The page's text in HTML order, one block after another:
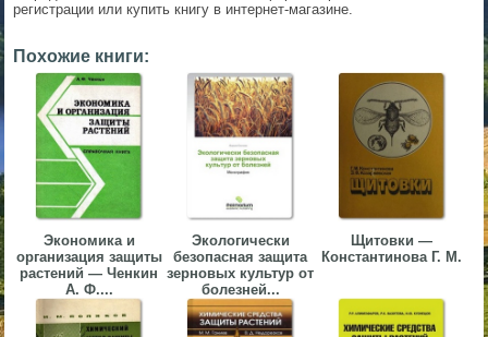
регистрации или купить книгу в интернет-магазине.
Похожие книги:
Экономика и
организация защиты
растений — Ченкин
А. Ф....
Экологически
безопасная защита
зерновых культур от
болезней...
Щитовки —
Константинова Г. М.
▼
▼
▼